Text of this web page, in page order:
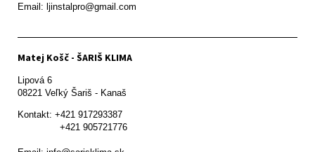
Email: ljinstalpro@gmail.com
Matej Košč - ŠARIŠ KLIMA
Lipová 6
08221 Veľký Šariš - Kanaš
Kontakt: +421 917293387